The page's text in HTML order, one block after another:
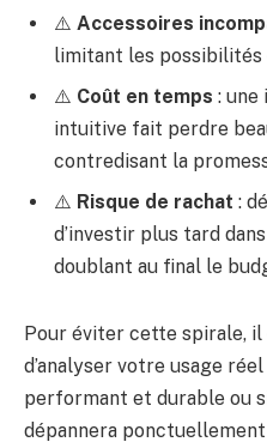
⚠️ Accessoires
limitant les possibilités
⚠️ Coût en temps :
intuitive fait perdre
contredisant la
⚠️ Risque de rachat :
d’investir plus tard
doublant au final le
Pour éviter cette spirale,
d’analyser votre usage
performant et durable ou
dépannera